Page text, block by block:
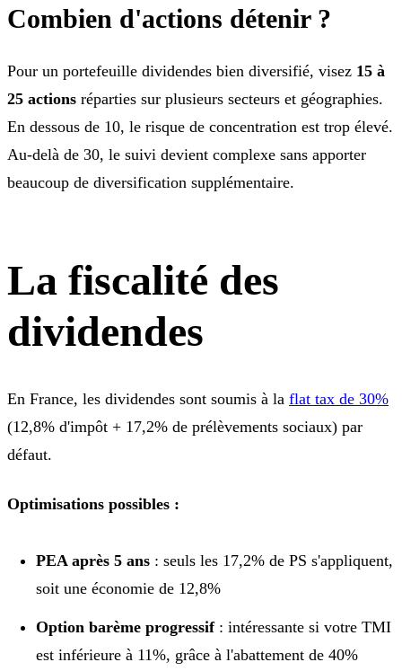
Combien d'actions détenir ?
Pour un portefeuille dividendes bien diversifié, visez 15 à
25 actions réparties sur plusieurs secteurs et géographies.
En dessous de 10, le risque de concentration est trop élevé.
Au-delà de 30, le suivi devient complexe sans apporter
beaucoup de diversification supplémentaire.
La fiscalité des
dividendes
En France, les dividendes sont soumis à la flat tax de 30%
(12,8% d'impôt + 17,2% de prélèvements sociaux) par
défaut.
Optimisations possibles :
PEA après 5 ans : seuls les 17,2% de PS s'appliquent,
soit une économie de 12,8%
Option barème progressif: intéressante si votre TMI
est inférieure à 11%, grâce à l'abattement de 40%